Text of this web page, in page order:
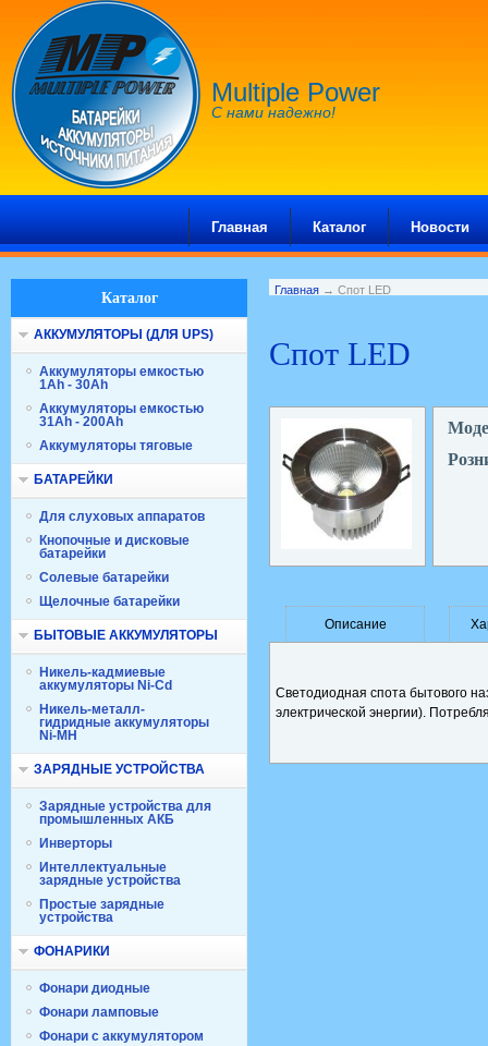
Multiple Power
С нами надежно!
Главная Каталог Новости
Каталог
АККУМУЛЯТОРЫ (ДЛЯ UPS)
Аккумуляторы емкостью
1Ah - 30Ah
Аккумуляторы емкостью
31Ah - 200Ah
Аккумуляторы тяговые
БАТАРЕЙКИ
Для слуховых аппаратов
Кнопочные и дисковые
батарейки
Солевые батарейки
Щелочные батарейки
БЫТОВЫЕ АККУМУЛЯТОРЫ
Никель-кадмиевые
аккумуляторы Ni-Cd
Никель-металл-
гидридные аккумуляторы
Ni-MH
ЗАРЯДНЫЕ УСТРОЙСТВА
Зарядные устройства для
промышленных АКБ
Инверторы
Интеллектуальные
зарядные устройства
Простые зарядные
устройства
ФОНАРИКИ
Фонари диодные
Фонари ламповые
Фонари с аккумулятором
Главная → Спот LED
Спот LED
Описание
Светодиодная спота бытового
электрической энергии).